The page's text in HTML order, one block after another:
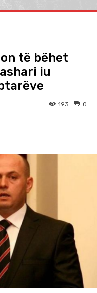
të bëhet
iu
0
193